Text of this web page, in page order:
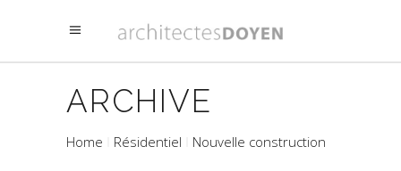
ARCHIVE
Home Résidentiel Nouvelle construction